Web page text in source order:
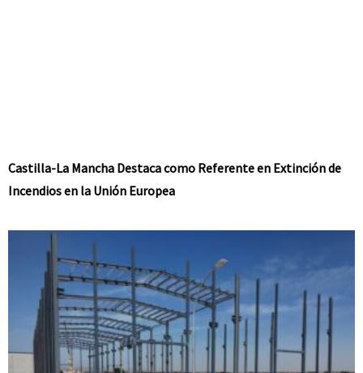
Castilla-La Mancha Destaca como Referente en Extinción de
Incendios en la Unión Europea